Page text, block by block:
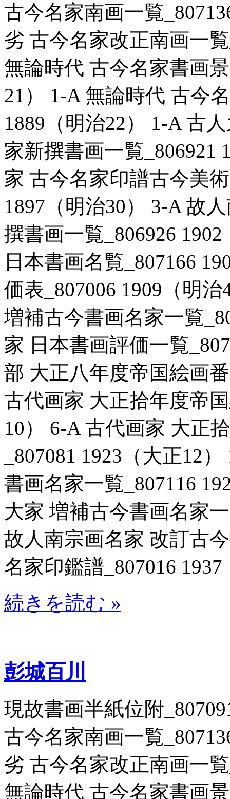
古今名家南画一覧
劣 古今名家改正南画一
無論時代 古今名家書画
21） 1-A 無論時代 古今
1889（明治22） 1-A 古
家新撰書画一覧_806921
家 古今名家印譜古今美
1897（明治30） 3-A 故
撰書画一覧_806926
日本書画名覧_807166
価表_807006 1909（明
増補古今書画名家一覧
家 日本書画評価一覧
部 大正八年度帝国絵画
古代画家 大正拾年度帝
10） 6-A 古代画家 大正
_807081 1923（大正12
書画名家一覧_807116
大家 増補古今書画名家
故人南宗画名家 改訂古
名家印鑑譜_807016
続きを読む »
彭城百川
現故書画半紙位附
古今名家南画一覧
劣 古今名家改正南画一
無論時代 古今名家書画